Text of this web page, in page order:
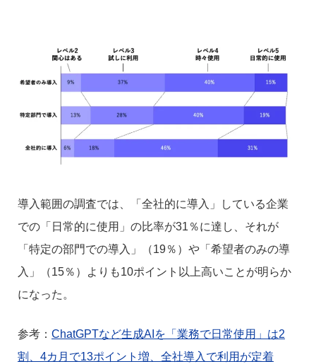
導入範囲の調査では、「全社的に導入」している企業
での「日常的に使用」の比率が31％に達し、それが
「特定の部門での導入」（19％）や「希望者のみの導
入」（15％）よりも10ポイント以上高いことが明らか
になった。
参考： ChatGPTなど生成AIを「業務で日常使用」は2
割、4カ月で13ポイント増、全社導入で利用が定着